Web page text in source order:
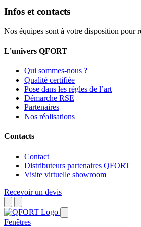
Infos et contacts
Nos équipes sont à votre disposition pour
L'univers QFORT
Qui sommes-nous ?
Qualité certifiée
Pose dans les règles de l’art
Démarche RSE
Partenaires
Nos réalisations
Contacts
Contact
Distributeurs partenaires QFORT
Visite virtuelle showroom
Recevoir un devis
Fenêtres